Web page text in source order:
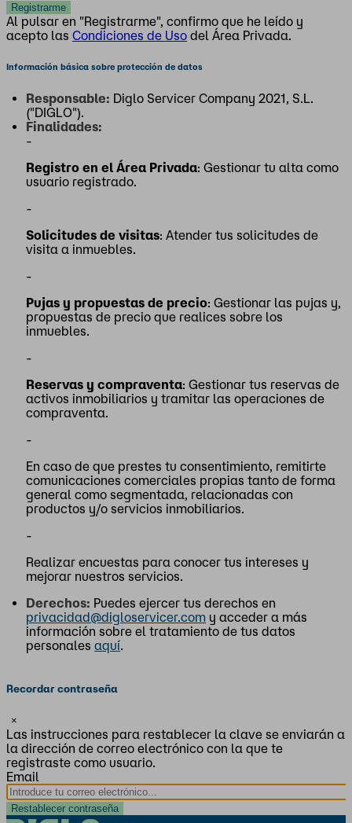
Al pulsar en "Registrarme", confirmo que he leído y
acepto las Condiciones de Uso del Área Privada.
Información básica sobre protección de datos
Responsable: Diglo Servicer Company 2021, S.L.
("DIGLO").
Finalidades:
-
Registro en el Área Privada: Gestionar tu alta como
usuario registrado.
-
Solicitudes de visitas: Atender tus solicitudes de
visita a inmuebles.
-
Pujas y propuestas de precio: Gestionar las pujas y,
propuestas de precio que realices sobre los
inmuebles.
-
Reservas y compraventa: Gestionar tus reservas de
activos inmobiliarios y tramitar las operaciones de
compraventa.
-
En caso de que prestes tu consentimiento, remitirte
comunicaciones comerciales propias tanto de forma
general como segmentada, relacionadas con
productos y/o servicios inmobiliarios.
-
Realizar encuestas para conocer tus intereses y
mejorar nuestros servicios.
Derechos: Puedes ejercer tus derechos en
privacidad@digloservicer.com y acceder a más
información sobre el tratamiento de tus datos
personales aquí.
Recordar contraseña
×
Las instrucciones para restablecer la clave se enviarán a
la dirección de correo electrónico con la que te
registraste como usuario.
Email